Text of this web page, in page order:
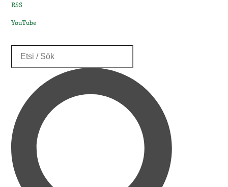
RSS
YouTube